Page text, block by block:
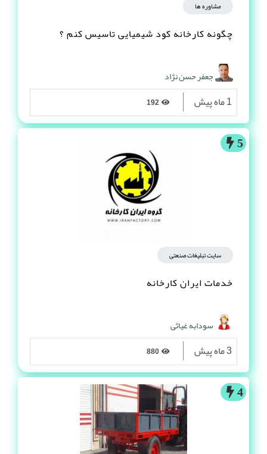
مشاوره ها
چگونه کارخانه کود شیمیایی تاسیس کنم ؟
جعفر حسن نژاد
1 ماه پیش
5
سایت تبلیغات صنعتی
خدمات ایران کارخانه
سودابه غیاثی
3 ماه پیش
4